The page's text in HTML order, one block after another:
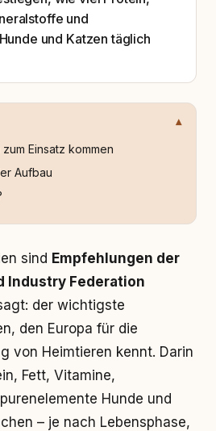
und
und Katzen täglich
Einsatz kommen
Aufbau
sind Empfehlungen der
Industry Federation
der wichtigste
den Europa für die
von Heimtieren kennt. Darin
Fett, Vitamine,
Hunde und
– je nach Lebensphase,